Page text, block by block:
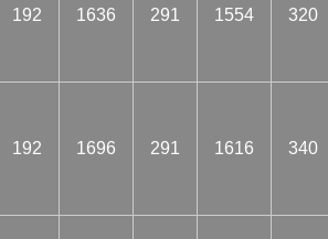
192 1636 291 1554 320
192 1696 291 1616 340